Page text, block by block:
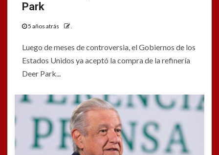
Park
5 años atrás .
Luego de meses de controversia, el Gobiernos de los
Estados Unidos ya aceptó la compra de la refinería
Deer Park...